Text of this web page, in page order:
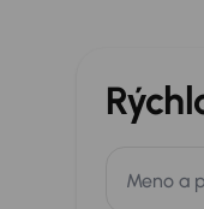
Meno a